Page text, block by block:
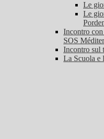
Le
Le
Incontro
SOS
Incontro sul
La Scuola e